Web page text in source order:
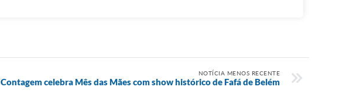
NOTÍCIA MENOS RECENTE
Contagem celebra Mês das Mães com show histórico de Fafá de Belém